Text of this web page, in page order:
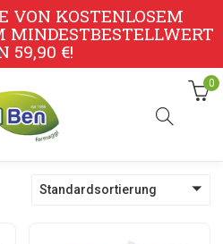
VON KOSTENLOSEM
MINDESTBESTELLWERT
59,90 €!
0
Standardsortierung